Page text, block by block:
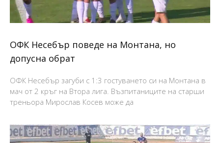
ОФК Несебър поведе на Монтана, но
допусна обрат
ОФК Несебър загуби с 1:3 гостуването си на Монтана в
мач от 2 кръг на Втора лига. Възпитаниците на старши
треньора Мирослав Косев може да